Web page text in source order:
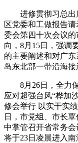
进修贯彻习总出
区党委和工做报告
委会第四十次会议
向，8月15日，强调
的主要阐述和对广
岛东北部一带沿海接
8月26日，全力保
应对超强台风“桦加
修会举行 以实干实
日，市党组、市长
中掌管召开省常务
将于23日凌晨进入